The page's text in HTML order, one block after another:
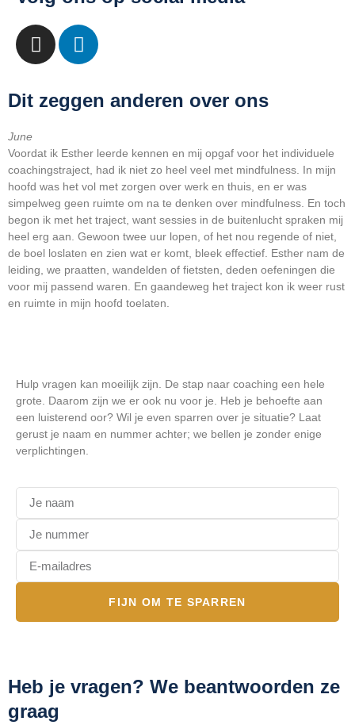
Dit zeggen anderen over ons
June
Voordat ik Esther leerde kennen en mij opgaf voor het individuele
coachingstraject, had ik niet zo heel veel met mindfulness. In mijn
hoofd was het vol met zorgen over werk en thuis, en er was
simpelweg geen ruimte om na te denken over mindfulness. En toch
begon ik met het traject, want sessies in de buitenlucht spraken mij
heel erg aan. Gewoon twee uur lopen, of het nou regende of niet,
de boel loslaten en zien wat er komt, bleek effectief. Esther nam de
leiding, we praatten, wandelden of fietsten, deden oefeningen die
voor mij passend waren. En gaandeweg het traject kon ik weer rust
en ruimte in mijn hoofd toelaten.
Hulp vragen kan moeilijk zijn. De stap naar coaching een hele
grote. Daarom zijn we er ook nu voor je. Heb je behoefte aan
een luisterend oor? Wil je even sparren over je situatie? Laat
gerust je naam en nummer achter; we bellen je zonder enige
verplichtingen.
FIJN OM TE SPARREN
Heb je vragen? We beantwoorden ze
graag